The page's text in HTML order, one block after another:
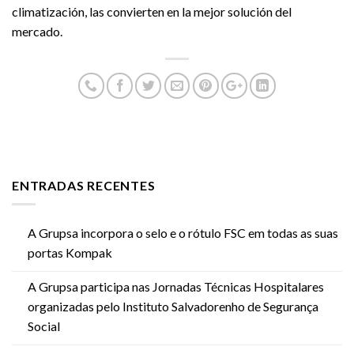
ENTRADAS RECENTES
A Grupsa incorpora o selo e o rótulo FSC em todas as suas
portas Kompak
A Grupsa participa nas Jornadas Técnicas Hospitalares
organizadas pelo Instituto Salvadorenho de Segurança
Social
climatización, las convierten en la mejor solución del
mercado.